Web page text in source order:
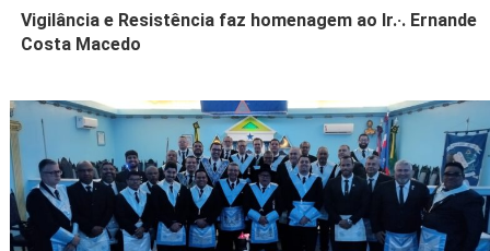
Vigilância e Resistência faz homenagem ao Ir.·. Ernande
Costa Macedo